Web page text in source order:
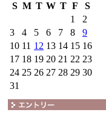
S M T W T F
S
1
2
3
4 5 6 7 8
9
10 11 12 13 14 15 16
17 18 19 20 21 22 23
24 25 26 27 28 29 30
31